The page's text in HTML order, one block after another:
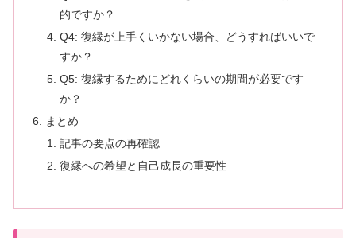
的ですか？
Q4: 復縁が上手くいかない場合、どうすればいいで
すか？
Q5: 復縁するためにどれくらいの期間が必要です
か？
まとめ
記事の要点の再確認
復縁への希望と自己成長の重要性